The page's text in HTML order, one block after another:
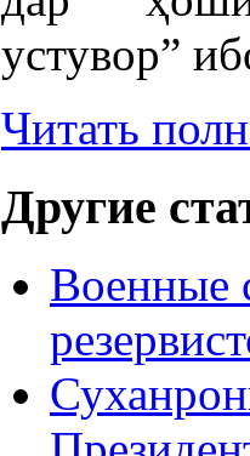
устувор”
Читать
Другие
Военные